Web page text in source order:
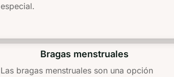
especial.
Bragas menstruales
Las bragas menstruales son una opción